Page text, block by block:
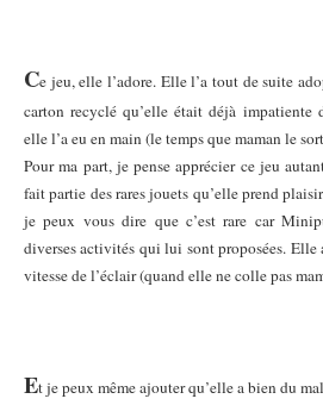
Ce jeu, elle l’adore. Elle l’a tout de suite
carton recyclé qu’elle était déjà impatiente
elle l’a eu en main (le temps que maman le
Pour ma part, je pense apprécier ce jeu
fait partie des rares jouets qu’elle prend
je peux vous dire que c’est rare car
diverses activités qui lui sont proposées. Elle
vitesse de l’éclair (quand elle ne colle pas
Et je peux même ajouter qu’elle a bien du